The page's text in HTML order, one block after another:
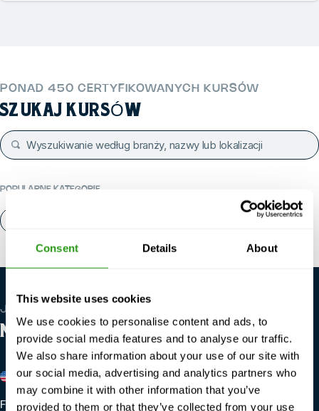
Consent Details About
This website uses cookies
We use cookies to personalise content and ads, to
provide social media features and to analyse our traffic.
We also share information about your use of our site with
our social media, advertising and analytics partners who
may combine it with other information that you’ve
provided to them or that they’ve collected from your use
PONAD 450 CERTYFIKOWANYCH KURSÓW
SZUKAJ KURSÓW
POPULARNE KATEGORIE
JESTEŚMY GLOBALNI
NASZE LOKALIZACJE
Stany Zjednoczone
Fuzje i przejęcia FMTC New
Belgia
FMTC Zeebrugge